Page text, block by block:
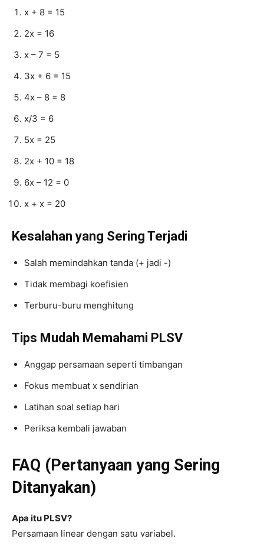
x + 8 = 15
2x = 16
x – 7 = 5
3x + 6 = 15
4x – 8 = 8
x/3 = 6
5x = 25
2x + 10 = 18
6x – 12 = 0
x + x = 20
Kesalahan yang Sering Terjadi
Salah memindahkan tanda (+ jadi -)
Tidak membagi koefisien
Terburu-buru menghitung
Tips Mudah Memahami PLSV
Anggap persamaan seperti timbangan
Fokus membuat x sendirian
Latihan soal setiap hari
Periksa kembali jawaban
FAQ (Pertanyaan yang Sering
Ditanyakan)
Apa itu PLSV?
Persamaan linear dengan satu variabel.